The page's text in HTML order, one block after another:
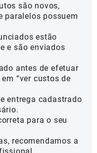
são novos,
paralelos possuem
estão
e são enviados
antes de efetuar
“ver custos de
entrega cadastrado
para o seu
recomendamos a